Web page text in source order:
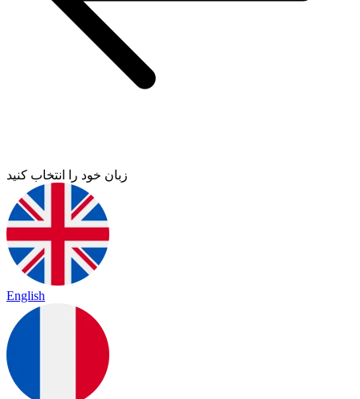
زبان خود را انتخاب کنید
English